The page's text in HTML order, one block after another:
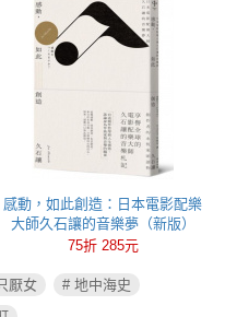
感動，如此創造：日本電影配樂
大師久石讓的音樂夢（新版）
75折 285元
厭女
# 地中海史